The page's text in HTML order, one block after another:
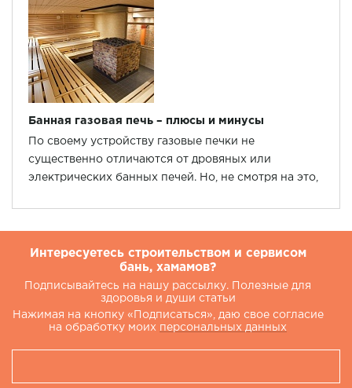
Банная газовая печь – плюсы и минусы
По своему устройству газовые печки не
существенно отличаются от дровяных или
электрических банных печей. Но, не смотря на это,
свойствами используемого для работы топлива.
Интересуетесь строительством и сервисом
бань, хамамов?
Подписывайтесь на нашу рассылку. Полезные для
здоровья и души статьи
Нажимая на кнопку «Подписаться», даю свое согласие
на обработку моих персональных данных